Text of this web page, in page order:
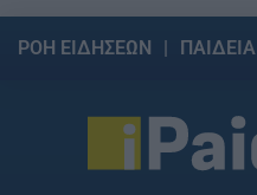
ΡΟΗ ΕΙΔΗΣΕΩΝ ΠΑΙΔΕΙΑ